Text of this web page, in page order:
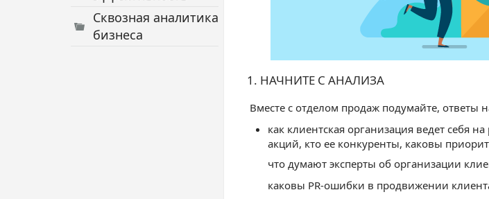
Сквозная аналитика
бизнеса
1. НАЧНИТЕ С АНАЛИЗА
Вместе с отделом продаж подумайте,
как клиентская организация ведет себя
акций, кто ее конкуренты, каковы
что думают эксперты об организации
каковы PR-ошибки в продвижении